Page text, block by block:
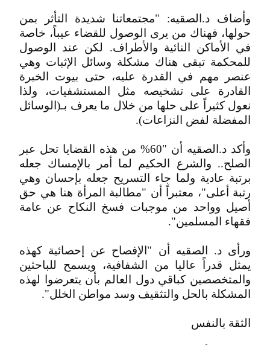
وأضاف د.الصقيه: "مجتمعاتنا شديدة التأثر بمن
حولها، فهناك من يرى الوصول للقضاء عيباً، خاصة
في الأماكن النائية والأطراف. لكن عند الوصول
للمحكمة تبقى هناك مشكلة وسائل الإثبات وهي
عنصر مهم في القدرة عليه، حتى بيوت الخبرة
القادرة على تشخيصه مثل المستشفيات، ولذا
نعول كثيراً على حلها من خلال ما يعرف بـ(الوسائل
المفضلة لفض النزاعات).
وأكد د.الصقيه أن "60% من هذه القضايا تحل عبر
الصلح.. والشرع الحكيم لما أمر بالإمساك جعله
برتبة عادية ولما جاء التسريح جعله بإحسان وهي
رتبة أعلى"، معتبراً أن "مطالبة المرأة هنا هي حق
أصيل وواحد من موجبات فسخ النكاح عن عامة
فقهاء المسلمين".
ورأى د. الصقيه أن "الإفصاح عن إحصائية كهذه
يمثل قدراً عاليا من الشفافية، ويسمح للباحثين
والمتخصصين كباقي دول العالم بأن يتعرضوا لهذه
المشكلة بالحل والتثقيف وسد مواطن الخلل".
الثقة بالنفس